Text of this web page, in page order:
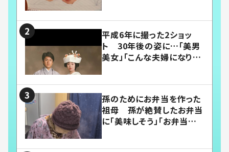
平成6年に撮った2ショッ
ト 30年後の姿に…「美男
美女」「こんな夫婦になりた
孫のためにお弁当を作った
祖母 孫が絶賛したお弁当
に「美味しそう」「お弁当すご